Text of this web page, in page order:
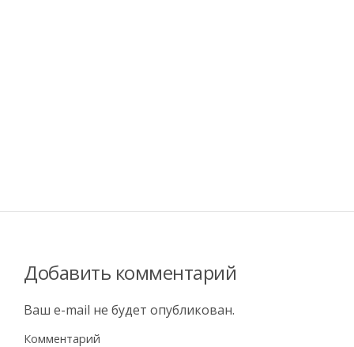
Добавить комментарий
Ваш e-mail не будет опубликован.
Комментарий